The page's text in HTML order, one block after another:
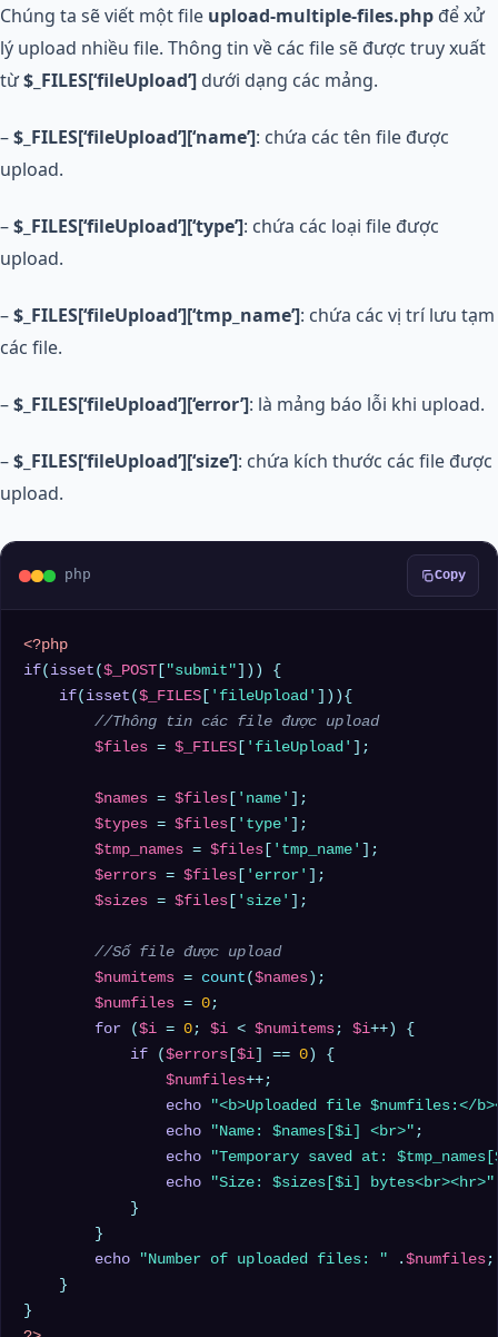
Chúng ta sẽ viết một file upload-multiple-files.php để xử
lý upload nhiều file. Thông tin về các file sẽ được truy xuất
từ$_FILES[‘fileUpload’] dưới dạng các mảng.
–$_FILES[‘fileUpload’][‘name’]: chứa các tên file được
upload.
–$_FILES[‘fileUpload’][‘type’]: chứa các loại file được
upload.
–$_FILES[‘fileUpload’][‘tmp_name’]: chứa các vị trí lưu tạm
các file.
–$_FILES[‘fileUpload’][‘error’]: là mảng báo lỗi khi upload.
–$_FILES[‘fileUpload’][‘size’]: chứa kích thước các file được
upload.
php Copy
<?php
if( isset ( $_POST "submit" ])) {
if( isset ( $_FILES 'fileUpload'
])){
//Thông tin các file được upload
$files = $_FILES 'fileUpload' ];
$names = $files 'name'
];
$types = $files 'type'
];
$tmp_names = $files 'tmp_name'
];
$errors = $files 'error'
];
$sizes = $files 'size' ];
//Số file được upload
$numitems = count ( $names );
$numfiles = 0;
for ( $i = 0; $i < $numitems; $i++) {
if ( $errors $i ] == 0 ) {
$numfiles++;
echo
"<b>Uploaded file $numfiles :</
echo
"Name: $names $i ] <br>" ;
echo
"Temporary saved at: $tmp_names
echo
"Size: $sizes $i ] bytes<br><hr>"
            }
        }
echo
"Number of uploaded files: " . $numfiles;
    }